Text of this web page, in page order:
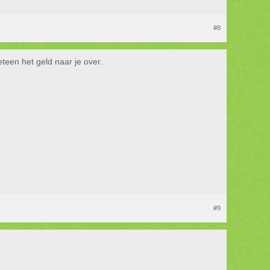
#8
het geld naar je over.
#9